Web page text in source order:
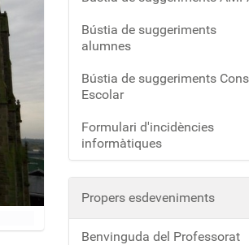
Bústia de suggeriments
alumnes
Bústia de suggeriments
Escolar
Formulari d'incidències
informàtiques
Propers esdeveniments
Benvinguda del Professorat